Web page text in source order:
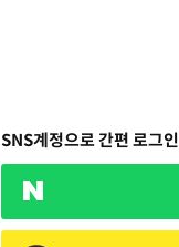
SNS계정으로 간편 로그인